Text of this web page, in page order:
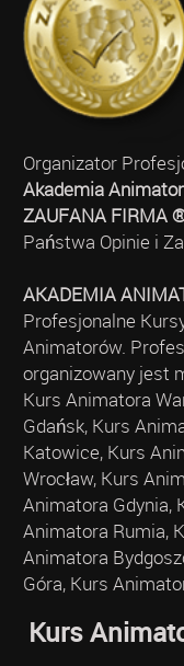
Organizator
Akademia
ZAUFANA FIRMA
Państwa Opinie i
AKADEMIA
Profesjonalne
Animatorów.
organizowany jest
Kurs Animatora
Gdańsk, Kurs
Katowice, Kurs
Wrocław, Kurs
Animatora Gdynia,
Animatora Rumia,
Animatora
Góra, Kurs
Kurs